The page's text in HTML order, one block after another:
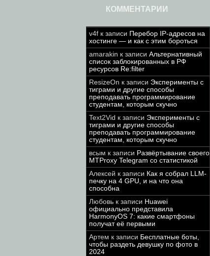
КОММЕНТАРИИ
v4f к записи Перебор IP-адресов на
хостинге — и как с этим бороться
amarakin к записи Альтернативный
список заблокированных в РФ
ресурсов Re:filter
ResizeOn к записи Эксперименты с
тиграми и другие способы
преподавать программирование
студентам, которым скучно
Text2Vid к записи Эксперименты с
тиграми и другие способы
преподавать программирование
студентам, которым скучно
всым к записи Развёртывание своего
MTProxy Telegram со статистикой
Алексей к записи Как я собрал LLM-
печку на 4 GPU, и на что она
способна
Любовь к записи Huawei
официально представила
HarmonyOS 7: какие смартфоны
получат её первыми
Артем к записи Бесплатные боты,
чтобы раздеть девушку по фото в
2024